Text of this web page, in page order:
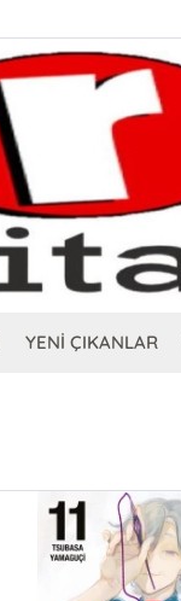
YENİ ÇIKANLAR